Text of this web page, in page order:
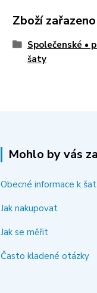
Zboží
Společenské •
šaty
Mohlo by vás
Obecné informace k
Jak nakupovat
Jak se měřit
Často kladené otázky